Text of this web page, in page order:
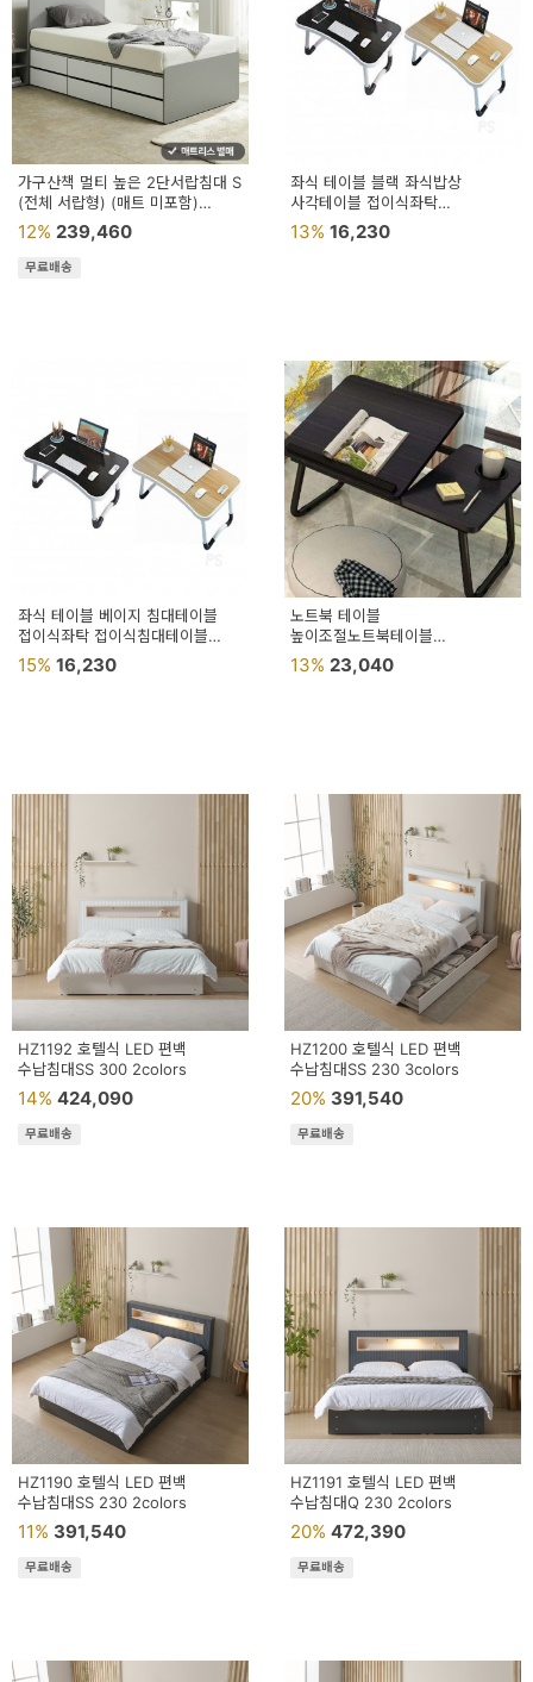
가구산책 멀티 높은 2단서랍침대 S
(전체 서랍형) (매트 미포함)
DN81490
12% 239,460
무료배송
좌식 테이블 블랙 좌식밥상
사각테이블 접이식좌탁
접이식좌식책상 좌식테이블
13% 16,230
좌식 테이블 베이지 침대테이블
접이식좌탁 접이식침대테이블
접이식좌식테이블 사각테이블
15% 16,230
노트북 테이블
높이조절노트북테이블
노트북책상침대테이블
높이조절노트북받침대
13% 23,040
HZ1192 호텔식 LED 편백
수납침대SS 300 2colors
14% 424,090
무료배송
HZ1200 호텔식 LED 편백
수납침대SS 230 3colors
20% 391,540
무료배송
HZ1190 호텔식 LED 편백
수납침대SS 230 2colors
11% 391,540
무료배송
HZ1191 호텔식 LED 편백
수납침대Q 230 2colors
20% 472,390
무료배송